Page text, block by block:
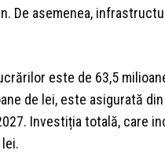
De asemenea,
este de 63,5
de lei, este asigurată
Investiția totală, care